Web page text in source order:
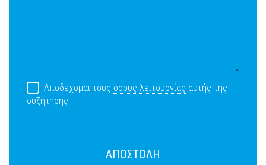
Αποδέχομαι τους όρους λειτουργίας αυτής της
συζήτησης
ΑΠΟΣΤΟΛΗ